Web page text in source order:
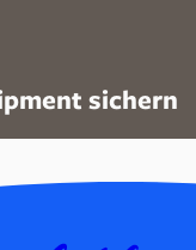
sichern